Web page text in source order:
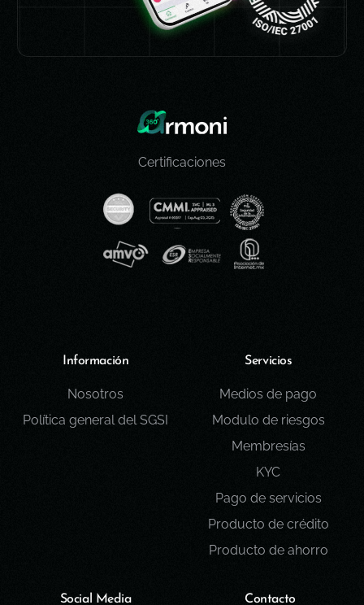
Certificaciones
Información
Nosotros
Política general del SGSI
Servicios
Medios de pago
Modulo de riesgos
Membresías
KYC
Pago de servicios
Producto de crédito
Producto de ahorro
Social Media Contacto